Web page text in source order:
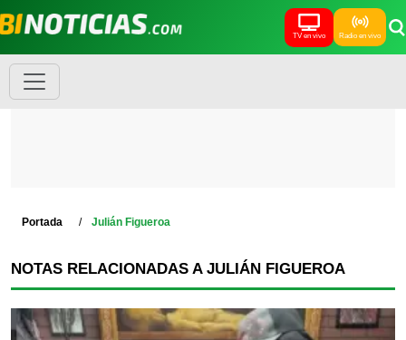
TV en vivo Radio en vivo
Portada Julián Figueroa
NOTAS RELACIONADAS A JULIÁN FIGUEROA